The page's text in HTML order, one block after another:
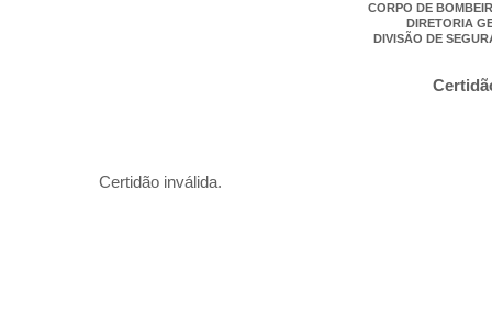
CORPO DE
DIRETORIA
DIVISÃO DE
Certidão inválida.